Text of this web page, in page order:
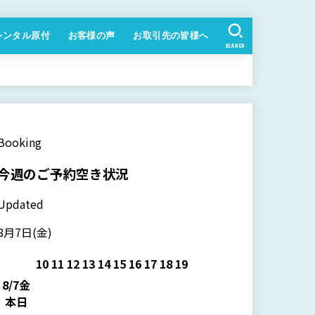
ンタル原付 お客様の声 お取引先の皆様へ
SEARCH